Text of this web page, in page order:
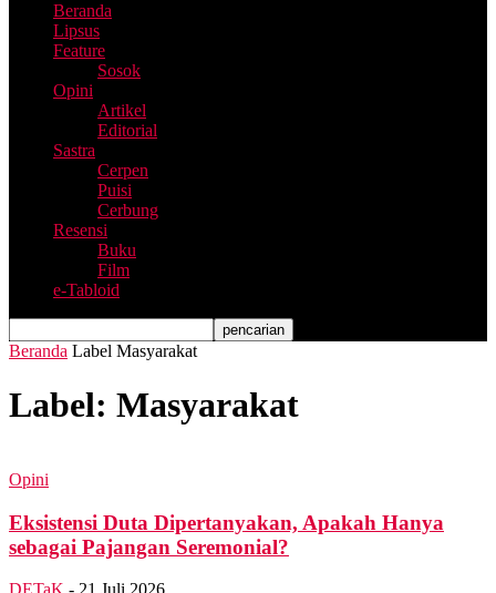
Beranda
Lipsus
Feature
Sosok
Opini
Artikel
Editorial
Sastra
Cerpen
Puisi
Cerbung
Resensi
Buku
Film
e-Tabloid
Beranda Label Masyarakat
Label: Masyarakat
Opini
Eksistensi Duta Dipertanyakan, Apakah Hanya
sebagai Pajangan Seremonial?